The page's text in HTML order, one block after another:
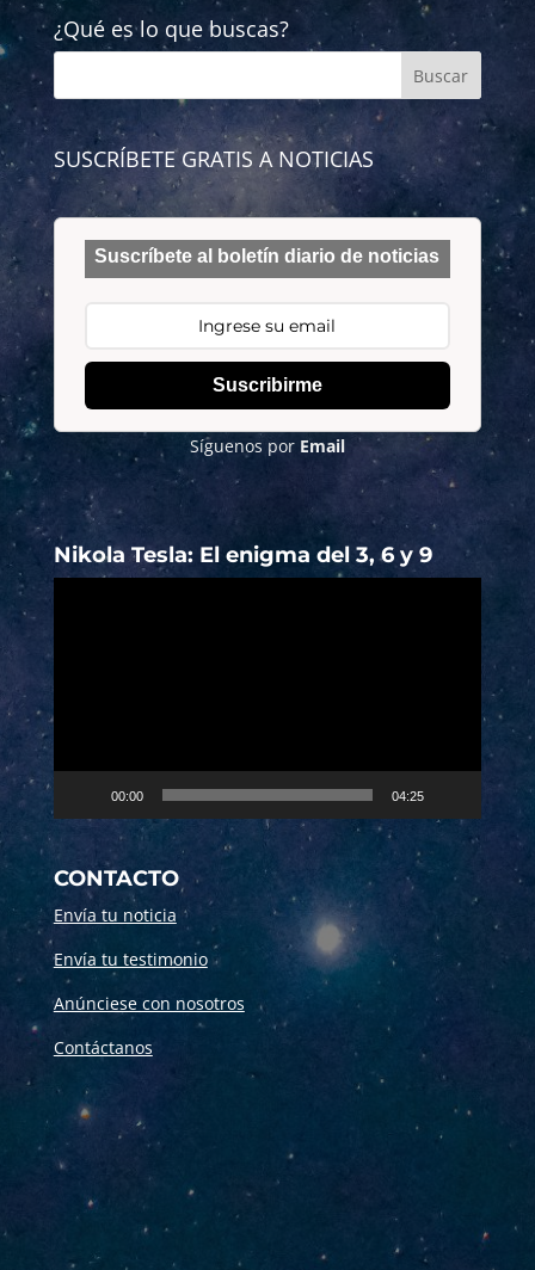
¿Qué es lo que buscas?
SUSCRÍBETE GRATIS A NOTICIAS
Suscríbete al boletín diario de noticias
Suscribirme
Síguenos por Email
Nikola Tesla: El enigma del 3, 6 y 9
00:00 04:25
CONTACTO
Envía tu noticia
Envía tu testimonio
Anúnciese con nosotros
Contáctanos